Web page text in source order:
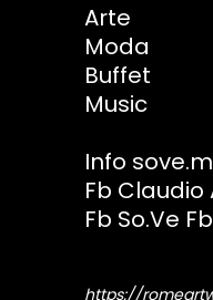
Arte
Moda
Buffet
Music
Info
Fb Claudio
Fb So.Ve
https://